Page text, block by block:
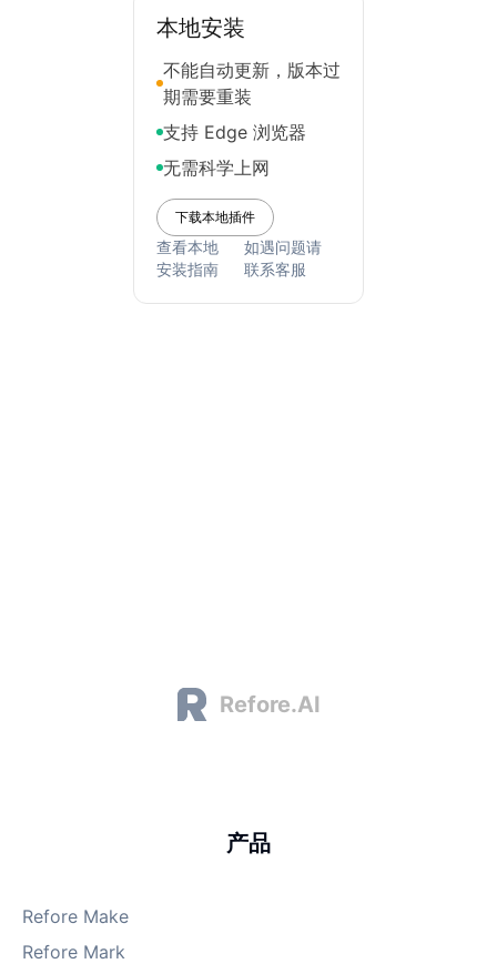
本地安装
不能自动更新，版本过
期需要重装
支持 Edge 浏览器
无需科学上网
下载本地插件
查看本地
安装指南
如遇问题请
联系客服
Refore.AI
产品
Refore Make
Refore Mark